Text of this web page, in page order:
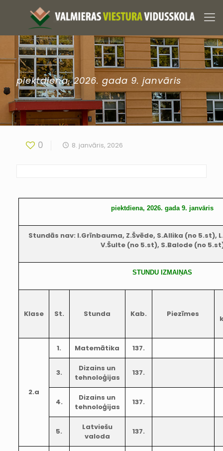
piektdiena, 2026. gada 9. janvāris
0 8. janvāris, 2026
piektdiena, 2026. gada 9. janvāris
Stundās nav: I.Grīnbauma, Z.Švēde, S.Allika (no 5.st),
V.Šulte (no 5.st), S.Balode (no
STUNDU IZMAIŅAS
Klase St. Stunda Kab. Piezīmes
2.a
1. Matemātika 137.
3.
Dizains un
tehnoloģijas
137.
4.
Dizains un
tehnoloģijas
137.
5.
Latviešu
valoda
137.